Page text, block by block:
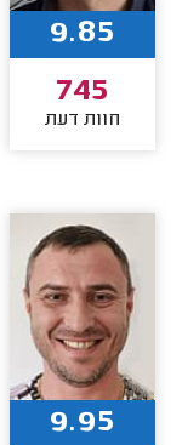
9.85
745
חוות דעת
9.95